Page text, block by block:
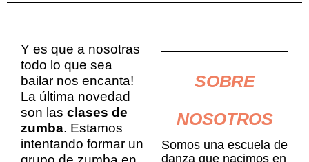
Y es que a nosotras
todo lo que sea
bailar nos encanta!
La última novedad
son las clases de
zumba. Estamos
intentando formar un
SOBRE
NOSOTROS
Somos una escuela de
danza que nacimos en